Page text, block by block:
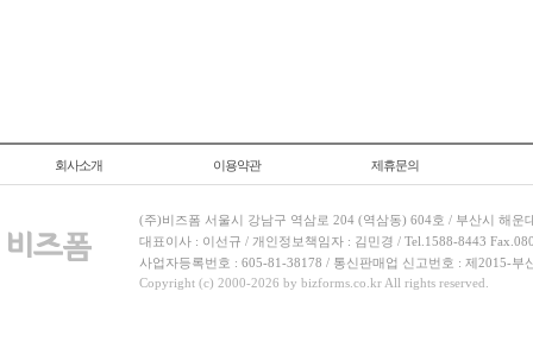
회사소개 이용약관 제휴문의
(주)비즈폼 서울시 강남구 역삼로 204 (역삼동) 604호 / 부산시 해운
대표이사 : 이선규 / 개인정보책임자 : 김민경 / Tel.1588-8443
사업자등록번호 : 605-81-38178 / 통신판매업 신고번호 : 제2015-부
Copyright (c) 2000-2026 by bizforms.co.kr All rights reserved.